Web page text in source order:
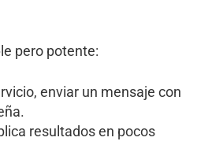
pero potente:
enviar un mensaje con
resultados en pocos